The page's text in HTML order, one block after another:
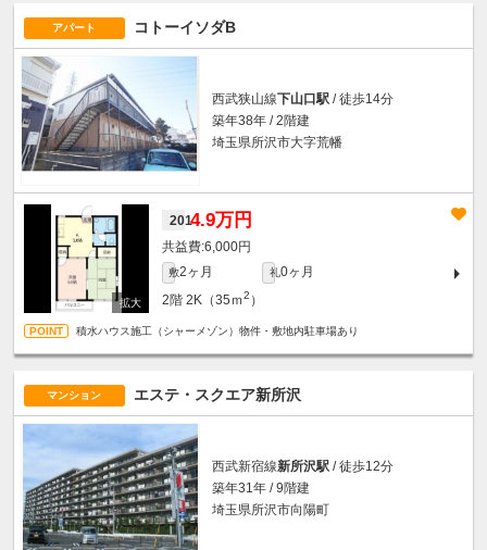
アパート コトーイソダB
西武狭山線下山口駅 / 徒歩14分
築年38年 / 2階建
埼玉県所沢市大字荒幡
2014.9万円
6,000円
敷2ヶ月 礼0ヶ月
2階 2K（35ｍ2 ）
積水ハウス施工（シャーメゾン）物件・敷地内駐車場あり
マンション エステ・スクエア新所沢
西武新宿線新所沢駅 / 徒歩12分
築年31年 / 9階建
埼玉県所沢市向陽町